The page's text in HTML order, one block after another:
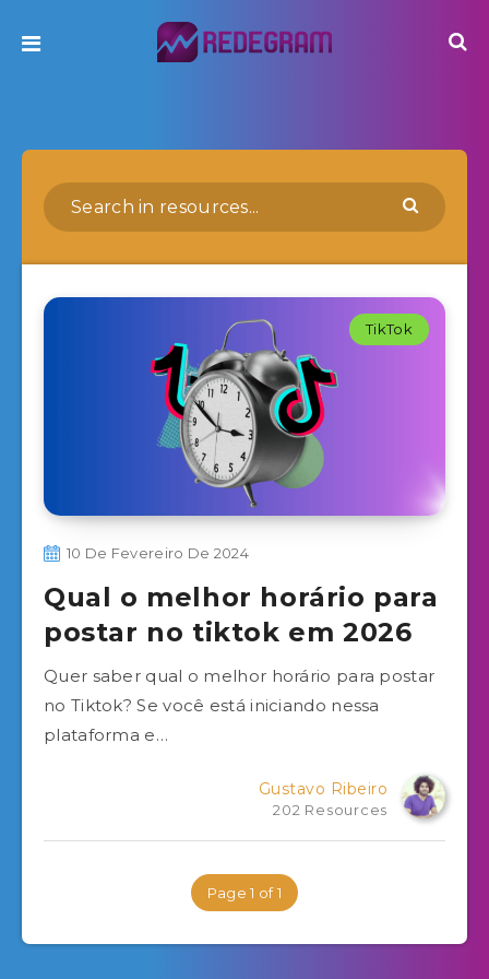
TikTok
10 De Fevereiro De 2024
Qual o melhor horário para
postar no tiktok em 2026
Quer saber qual o melhor horário para postar
no Tiktok? Se você está iniciando nessa
plataforma e…
Gustavo Ribeiro
202 Resources
Page 1 of 1